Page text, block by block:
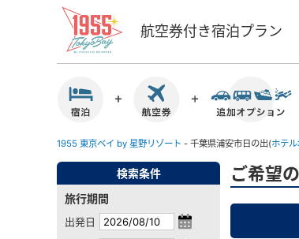
航空券付き宿泊プラン
1955 東京ベイ by 星野リゾート - 千葉県浦安市日の出(ホテ
検索条件
旅行期間
出発日
ご希望